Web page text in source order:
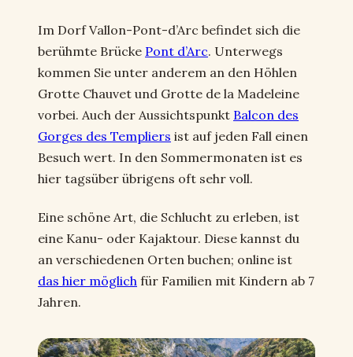
Im Dorf Vallon-Pont-d’Arc befindet sich die
berühmte Brücke Pont d’Arc. Unterwegs
kommen Sie unter anderem an den Höhlen
Grotte Chauvet und Grotte de la Madeleine
vorbei. Auch der Aussichtspunkt Balcon des
Gorges des Templiers ist auf jeden Fall einen
Besuch wert. In den Sommermonaten ist es
hier tagsüber übrigens oft sehr voll.
Eine schöne Art, die Schlucht zu erleben, ist
eine Kanu- oder Kajaktour. Diese kannst du
an verschiedenen Orten buchen; online ist
das hier möglich für Familien mit Kindern ab 7
Jahren.